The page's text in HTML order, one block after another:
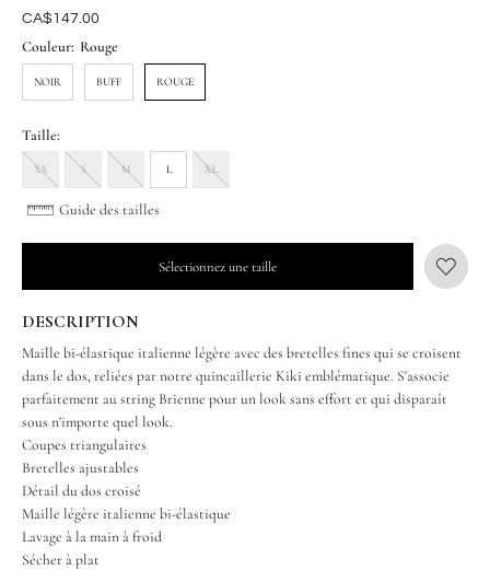
Était
CA$147.00
Couleur: Rouge
NOIR BUFF ROUGE
Taille:
XS S M L XL
Guide des tailles
Sélectionnez une taille
DESCRIPTION
Maille bi-élastique italienne légère avec des bretelles fines qui se croisent
dans le dos, reliées par notre quincaillerie Kiki emblématique. S'associe
parfaitement au string Brienne pour un look sans effort et qui disparaît
sous n'importe quel look.
Coupes triangulaires
Bretelles ajustables
Détail du dos croisé
Maille légère italienne bi-élastique
Lavage à la main à froid
Sécher à plat